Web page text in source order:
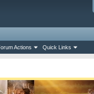
Actions Quick Links